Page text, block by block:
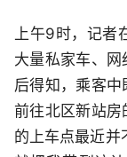
上午9时，记者
大量私家车、
后得知，乘客
前往北区新站
的上车点最近并